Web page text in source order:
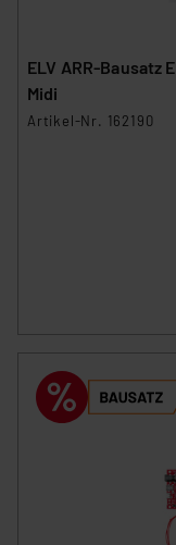
ELV ARR-
Midi
Artikel-Nr. 162190